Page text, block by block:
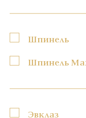
Шпинель
Шпинель
Эвклаз